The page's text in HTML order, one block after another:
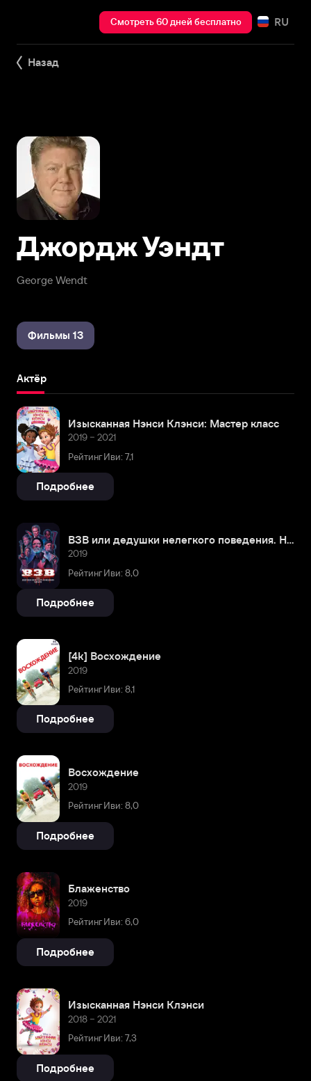
Смотреть 60 дней бесплатно RU
Назад
George Wendt
Джордж Уэндт
Фильмы 13
Актёр
Изысканная Нэнси Клэнси: Мастер класс
2019 – 2021
Рейтинг Иви: 7,1
Подробнее
ВЗВ или дедушки нелегкого поведения. Начало
2019
Рейтинг Иви: 8,0
Подробнее
[4k] Восхождение
2019
Рейтинг Иви: 8,1
Подробнее
Восхождение
2019
Рейтинг Иви: 8,0
Подробнее
Блаженство
2019
Рейтинг Иви: 6,0
Подробнее
Изысканная Нэнси Клэнси
2018 – 2021
Рейтинг Иви: 7,3
Подробнее